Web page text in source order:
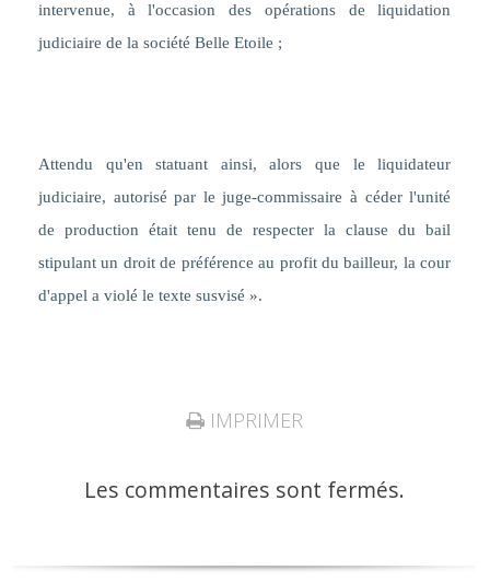
intervenue, à l'occasion des opérations de liquidation
judiciaire de la société Belle Etoile ;
Attendu qu'en statuant ainsi, alors que le liquidateur
judiciaire, autorisé par le juge-commissaire à céder l'unité
de production était tenu de respecter la clause du bail
stipulant un droit de préférence au profit du bailleur, la cour
d'appel a violé le texte susvisé ».
IMPRIMER
Les commentaires sont fermés.